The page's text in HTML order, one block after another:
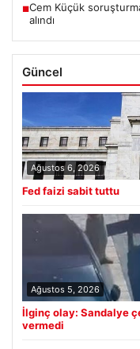
■Cem Küçük
alındı
Güncel
Ağustos 6, 2026
Fed faizi sabit tuttu
Ağustos 5, 2026
İlginç olay: Sandalye
vermedi